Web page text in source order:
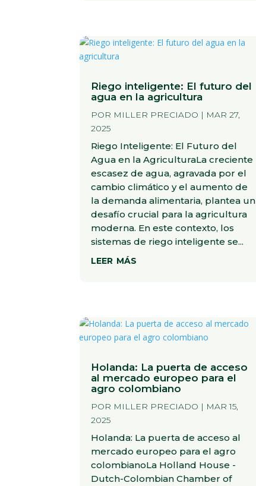
Riego inteligente: El futuro del
agua en la agricultura
POR MILLER PRECIADO | MAR 27,
2025
Riego Inteligente: El Futuro del
Agua en la AgriculturaLa creciente
escasez de agua, agravada por el
cambio climático y el aumento de
la demanda alimentaria, plantea un
desafío crucial para la agricultura
moderna. En este contexto, los
sistemas de riego inteligente se...
leer más
Holanda: La puerta de acceso
al mercado europeo para el
agro colombiano
POR MILLER PRECIADO | MAR 15,
2025
Holanda: La puerta de acceso al
mercado europeo para el agro
colombianoLa Holland House -
Dutch-Colombian Chamber of